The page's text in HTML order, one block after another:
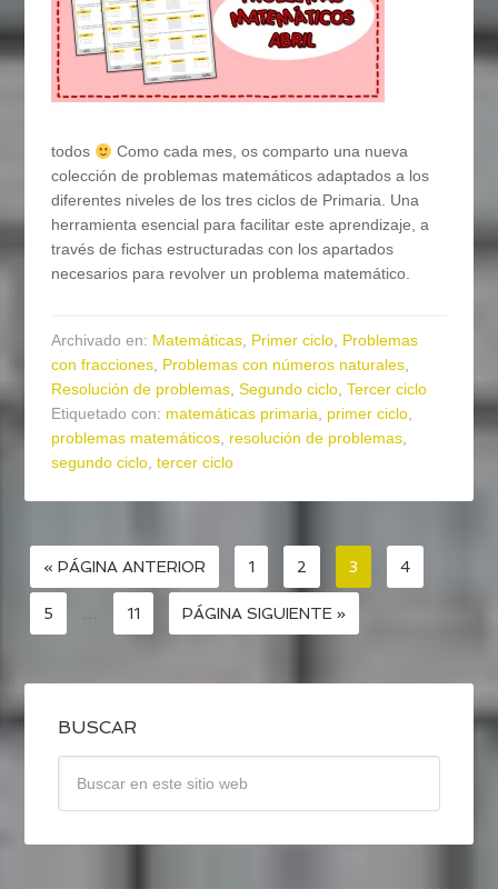
todos
Como cada mes, os comparto una nueva
colección de problemas matemáticos adaptados a los
diferentes niveles de los tres ciclos de Primaria. Una
herramienta esencial para facilitar este aprendizaje, a
través de fichas estructuradas con los apartados
necesarios para revolver un problema matemático.
Archivado en: Matemáticas, Primer ciclo, Problemas
con fracciones, Problemas con números naturales,
Resolución de problemas,Segundo ciclo,Tercer ciclo
Etiquetado con: matemáticas primaria, primer ciclo,
problemas matemáticos, resolución de problemas,
segundo ciclo,tercer ciclo
« PÁGINA ANTERIOR 1 2 3 4
5 … 11 PÁGINA SIGUIENTE »
BUSCAR